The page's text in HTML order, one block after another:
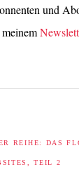
und
REIHE: DAS
TEIL 2